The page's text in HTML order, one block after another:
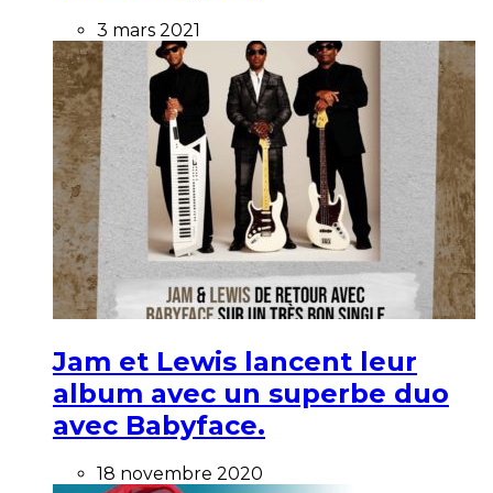
3 mars 2021
Jam et Lewis lancent leur
album avec un superbe duo
avec Babyface.
18 novembre 2020